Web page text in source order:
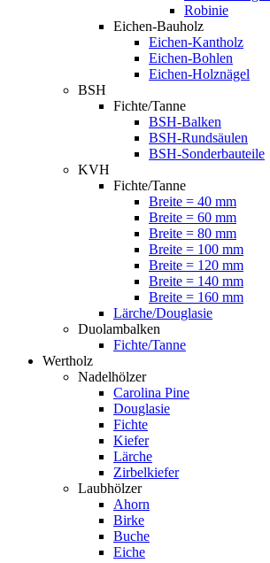
Robinie
Eichen-Bauholz
Eichen-Kantholz
Eichen-Bohlen
Eichen-Holznägel
BSH
Fichte/Tanne
BSH-Balken
BSH-Rundsäulen
BSH-Sonderbauteile
KVH
Fichte/Tanne
Breite = 40 mm
Breite = 60 mm
Breite = 80 mm
Breite = 100 mm
Breite = 120 mm
Breite = 140 mm
Breite = 160 mm
Lärche/Douglasie
Duolambalken
Fichte/Tanne
Wertholz
Nadelhölzer
Carolina Pine
Douglasie
Fichte
Kiefer
Lärche
Zirbelkiefer
Laubhölzer
Ahorn
Birke
Buche
Eiche